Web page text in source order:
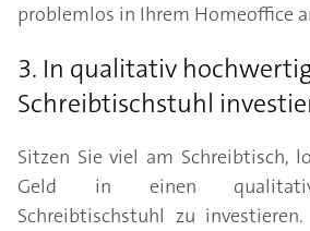
problemlos in Ihrem Homeoffice
3. In qualitativ
Schreibtischstuhl
Sitzen Sie viel am Schreibtisch,
Geld in einen qualitativ
Schreibtischstuhl zu